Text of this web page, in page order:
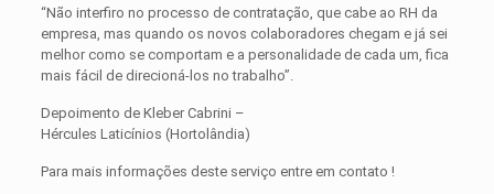
“Não interfiro no processo de contratação, que cabe ao RH da
empresa, mas quando os novos colaboradores chegam e já sei
melhor como se comportam e a personalidade de cada um, fica
mais fácil de direcioná-los no trabalho”.
Depoimento de Kleber Cabrini –
Hércules Laticínios (Hortolândia)
Para mais informações deste serviço entre em contato !